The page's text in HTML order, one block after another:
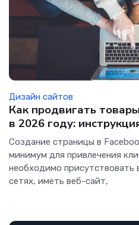
Дизайн сайтов
Как продвигать
в 2026 году:
Создание страницы в
минимум для привлечения
необходимо присутствовать
сетях, иметь веб-сайт,